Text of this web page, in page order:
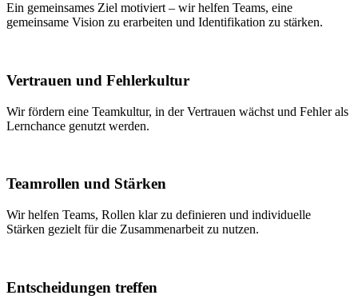
Ein gemeinsames Ziel motiviert – wir helfen Teams, eine
gemeinsame Vision zu erarbeiten und Identifikation zu stärken.
Vertrauen und Fehlerkultur
Wir fördern eine Teamkultur, in der Vertrauen wächst und Fehler als
Lernchance genutzt werden.
Teamrollen und Stärken
Wir helfen Teams, Rollen klar zu definieren und individuelle
Stärken gezielt für die Zusammenarbeit zu nutzen.
Entscheidungen treffen